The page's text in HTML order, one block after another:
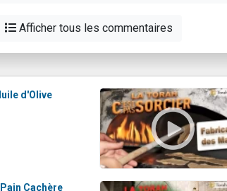
Afficher tous les commentaires
d'Olive
Cachère